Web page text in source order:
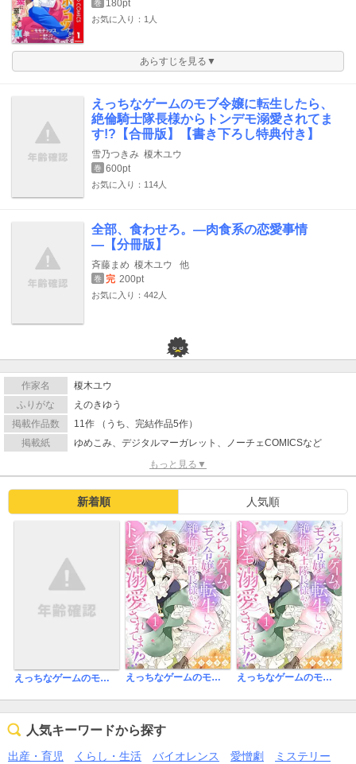
巻 180pt
お気に入り：1人
あらすじを見る▼
えっちなゲームのモブ令嬢に転生したら、
絶倫騎士隊長様からトンデモ溺愛されてま
す!?【合冊版】【書き下ろし特典付き】
雪乃つきみ 榎木ユウ
巻 600pt
お気に入り：114人
全部、食わせろ。―肉食系の恋愛事情
―【分冊版】
斉藤まめ 榎木ユウ 他
巻 完 200pt
お気に入り：442人
作家名
榎木ユウ
ふりがな
えのきゆう
掲載作品数
11作 （うち、完結作品5作）
掲載紙
ゆめこみ、デジタルマーガレット、ノーチェCOMICSなど
もっと見る▼
新着順 人気順
えっちなゲームのモブ令嬢に転生したら、絶倫騎士隊長様からトンデモ溺愛されてます!?【合冊版】【書き下ろし特典付き】 えっちなゲームのモブ令嬢に転生したら、絶倫騎士隊長様からトンデモ溺愛されてます!? えっちなゲームのモブ令嬢に転生したら、絶倫騎士隊長様からトンデモ溺愛されてます!?【女性コミック版】
人気キーワードから探す
出産・育児 くらし・生活 バイオレンス 愛憎劇
ミステリー